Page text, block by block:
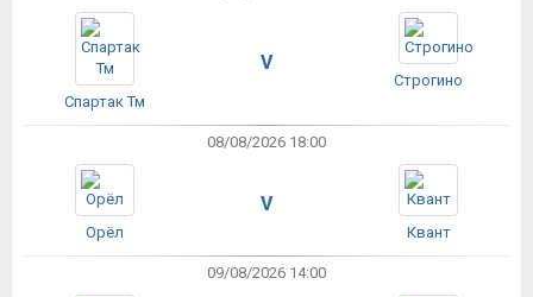
Спартак Тм
V
Строгино
08/08/2026 18:00
Орёл
V
Квант
09/08/2026 14:00